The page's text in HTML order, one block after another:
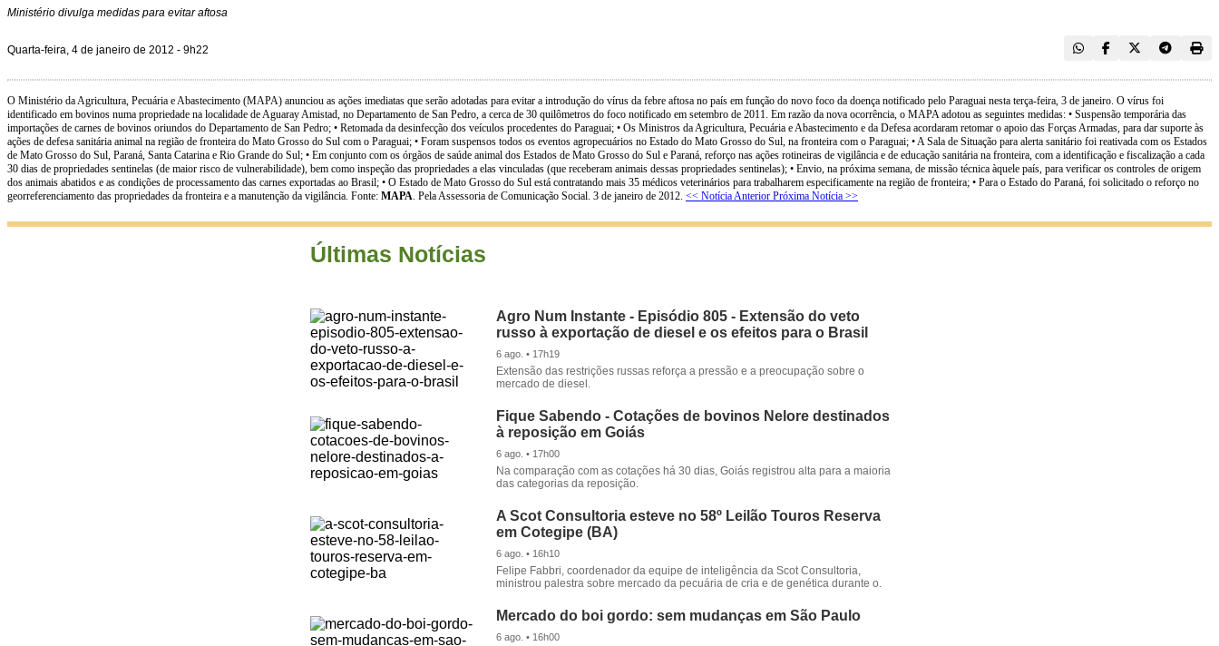
Ministério divulga medidas para evitar aftosa
Quarta-feira, 4 de janeiro de 2012 - 9h22
O Ministério da Agricultura, Pecuária e Abastecimento (MAPA) anunciou as ações imediatas que serão adotadas para evitar a introdução do vírus da febre aftosa no país em função do novo foco da doença notificado pelo Paraguai nesta terça-feira, 3 de janeiro. O vírus foi
identificado em bovinos numa propriedade na localidade de Aguaray Amistad, no Departamento de San Pedro, a cerca de 30 quilômetros do foco notificado em setembro de 2011. Em razão da nova ocorrência, o MAPA adotou as seguintes medidas: • Suspensão temporária das
importações de carnes de bovinos oriundos do Departamento de San Pedro; • Retomada da desinfecção dos veículos procedentes do Paraguai; • Os Ministros da Agricultura, Pecuária e Abastecimento e da Defesa acordaram retomar o apoio das Forças Armadas, para dar suporte às
ações de defesa sanitária animal na região de fronteira do Mato Grosso do Sul com o Paraguai; • Foram suspensos todos os eventos agropecuários no Estado do Mato Grosso do Sul, na fronteira com o Paraguai; • A Sala de Situação para alerta sanitário foi reativada com os Estados
de Mato Grosso do Sul, Paraná, Santa Catarina e Rio Grande do Sul; • Em conjunto com os órgãos de saúde animal dos Estados de Mato Grosso do Sul e Paraná, reforço nas ações rotineiras de vigilância e de educação sanitária na fronteira, com a identificação e fiscalização a cada
30 dias de propriedades sentinelas (de maior risco de vulnerabilidade), bem como inspeção das propriedades a elas vinculadas (que receberam animais dessas propriedades sentinelas); • Envio, na próxima semana, de missão técnica àquele país, para verificar os controles de origem
dos animais abatidos e as condições de processamento das carnes exportadas ao Brasil; • O Estado de Mato Grosso do Sul está contratando mais 35 médicos veterinários para trabalharem especificamente na região de fronteira; • Para o Estado do Paraná, foi solicitado o reforço no
georreferenciamento das propriedades da fronteira e a manutenção da vigilância. Fonte: MAPA. Pela Assessoria de Comunicação Social. 3 de janeiro de 2012. << Notícia Anterior Próxima Notícia >>
Últimas Notícias
Agro Num Instante - Episódio 805 - Extensão do veto
russo à exportação de diesel e os efeitos para o Brasil
6 ago. • 17h19
Extensão das restrições russas reforça a pressão e a preocupação sobre o
mercado de diesel.
Fique Sabendo - Cotações de bovinos Nelore destinados
à reposição em Goiás
6 ago. • 17h00
Na comparação com as cotações há 30 dias, Goiás registrou alta para a maioria
das categorias da reposição.
A Scot Consultoria esteve no 58º Leilão Touros Reserva
em Cotegipe (BA)
6 ago. • 16h10
Felipe Fabbri, coordenador da equipe de inteligência da Scot Consultoria,
ministrou palestra sobre mercado da pecuária de cria e de genética durante o.
Mercado do boi gordo: sem mudanças em São Paulo
6 ago. • 16h00